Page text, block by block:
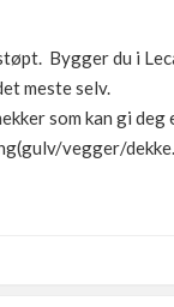
Bygger du i
meste selv.
som kan gi
vegger/